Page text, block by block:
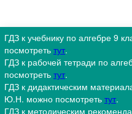
ГДЗ к учебнику по алгебре 9
посмотреть тут.
ГДЗ к рабочей тетради по
посмотреть тут.
ГДЗ к дидактическим
Ю.Н. можно посмотреть тут.
ГДЗ к методическим